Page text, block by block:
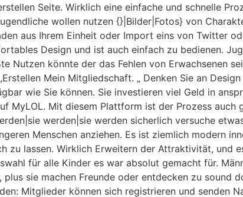
Seite. Wirklich eine einfache und schnelle
wollen nutzen {}|Bilder|Fotos} von
aus Ihrem Einheit oder Import eins von Twitter
Design und ist auch einfach zu bedienen.
könnte der das Fehlen von Erwachsenen
Mein Mitgliedschaft. „ Denken Sie an Design
wie Sie können. Sie investieren viel Geld in
MyLOL. Mit diesem Plattform ist der Prozess auch
werden|sie werden sicherlich versuche
Menschen anziehen. Es ist ziemlich modern
zu lassen. Wirklich Erweitern der Attraktivität, und
für alle Kinder es war absolut gemacht für.
sie machen Freunde oder entdecken zu sound
Mitglieder können sich registrieren und senden